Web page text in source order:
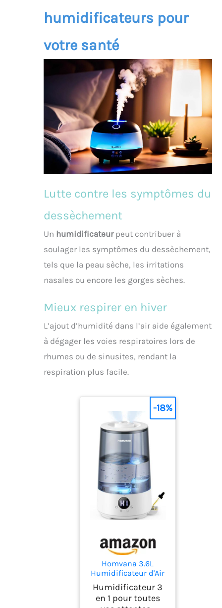
humidificateurs pour
votre santé
Lutte contre les symptômes du
dessèchement
Un humidificateurpeut contribuer à
soulager les symptômes du dessèchement,
tels que la peau sèche, les irritations
nasales ou encore les gorges sèches.
Mieux respirer en hiver
L’ajout d’humidité dans l’air aide également
à dégager les voies respiratoires lors de
rhumes ou de sinusites, rendant la
respiration plus facile.
Homvana 3.6L
Humidificateur d'Air
bébé, Cool Mist Top-
Fill, 16dB(Gris)
Humidificateur 3
en 1 pour toutes
-18%